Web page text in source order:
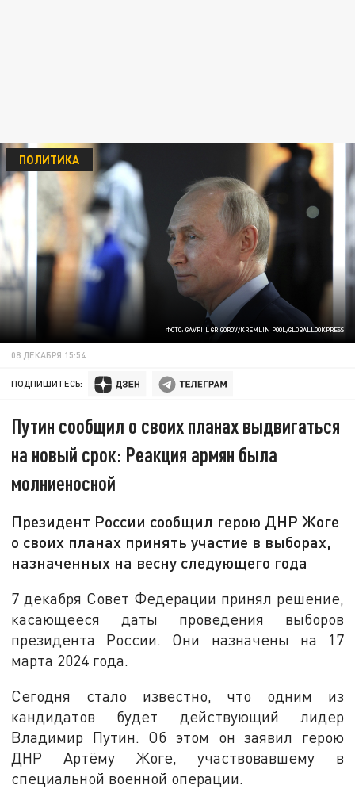
ФОТО: GAVRIIL GRIGOROV/KREMLIN POOL/GLOBALLOOKPRESS
ПОЛИТИКА
08 ДЕКАБРЯ 15:54
ПОДПИШИТЕСЬ:
Путин сообщил о своих планах выдвигаться
на новый срок: Реакция армян была
молниеносной
Президент России сообщил герою ДНР Жоге
о своих планах принять участие в выборах,
назначенных на весну следующего года
7 декабря Совет Федерации принял решение,
касающееся даты проведения выборов
президента России. Они назначены на 17
марта 2024 года.
Сегодня стало известно, что одним из
кандидатов будет действующий лидер
Владимир Путин. Об этом он заявил герою
ДНР Артёму Жоге, участвовавшему в
специальной военной операции.